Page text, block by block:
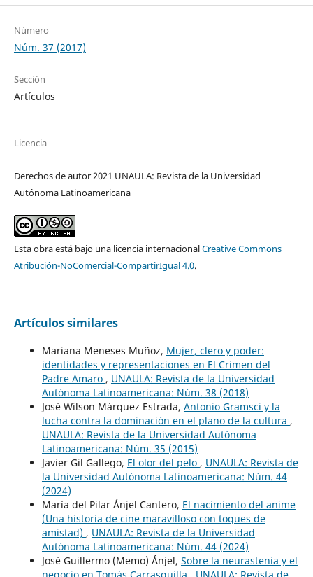
Número
Núm. 37 (2017)
Sección
Artículos
Licencia
Derechos de autor 2021 UNAULA: Revista de la Universidad
Autónoma Latinoamericana
Esta obra está bajo una licencia internacionalCreative Commons
Atribución-NoComercial-CompartirIgual 4.0.
Artículos similares
Mariana Meneses Muñoz, Mujer, clero y poder:
identidades y representaciones en El Crimen del
Padre Amaro , UNAULA: Revista de la Universidad
Autónoma Latinoamericana: Núm. 38 (2018)
José Wilson Márquez Estrada, Antonio Gramsci y la
lucha contra la dominación en el plano de la cultura ,
UNAULA: Revista de la Universidad Autónoma
Latinoamericana: Núm. 35 (2015)
Javier Gil Gallego, El olor del pelo , UNAULA: Revista de
la Universidad Autónoma Latinoamericana: Núm. 44
(2024)
María del Pilar Ánjel Cantero, El nacimiento del anime
(Una historia de cine maravilloso con toques de
amistad) , UNAULA: Revista de la Universidad
Autónoma Latinoamericana: Núm. 44 (2024)
José Guillermo (Memo) Ánjel, Sobre la neurastenia y el